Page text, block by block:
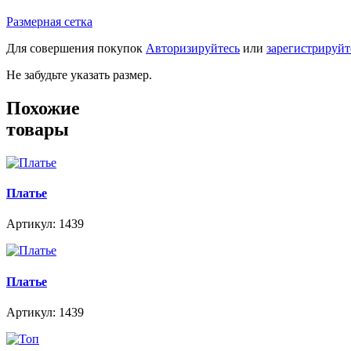
Размерная сетка
Для совершения покупок Авторизируйтесь или
Не забудьте указать размер.
Похожие
товары
Платье
Артикул: 1439
Платье
Артикул: 1439